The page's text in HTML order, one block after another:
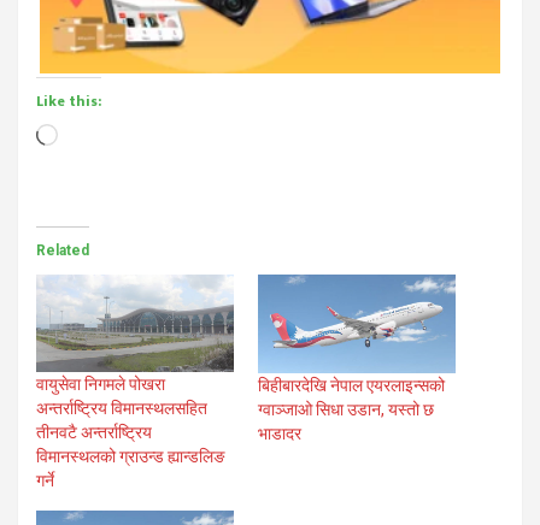
Like this:
Loading…
Related
वायुसेवा निगमले पोखरा
अन्तर्राष्ट्रिय विमानस्थलसहित
तीनवटै अन्तर्राष्ट्रिय
विमानस्थलको ग्राउन्ड ह्यान्डलिङ
गर्ने
बिहीबारदेखि नेपाल एयरलाइन्सको
ग्वाञ्जाओ सिधा उडान, यस्तो छ
भाडादर